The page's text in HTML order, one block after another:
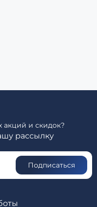
акций и скидок?
рассылку
Подписаться